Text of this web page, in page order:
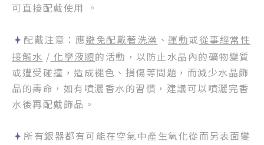
可直接配戴使用 。
配戴注意：應避免配戴著洗澡 、 運動或從事經常性
接觸水 / 化學液體的活動，以防止水晶內的礦物變質
或遭受碰撞，造成褪色、損傷等問題，而減少水晶飾
品的壽命，如有噴灑香水的習慣，建議可以噴灑完香
水後再配戴飾品。
所有銀器都有可能在空氣中產生氧化從而另表面變